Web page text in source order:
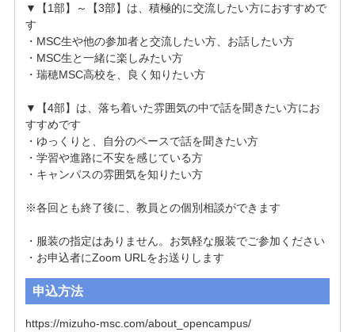
▼【1部】～【3部】は、積極的に交流したい方におすすめで
す
・MSC生や他の参加者と交流したい方、お話したい方
・MSC生と一緒に楽しみたい方
・瑞穂MSC高校を、良く知りたい方
▼【4部】は、落ち着いた雰囲気の中で話を聞きたい方にお
すすめです
・ゆっくりと、自分のペースで話を聞きたい方
・学習や進路に不安を感じている方
・キャンパスの雰囲気を知りたい方
※各回とも終了後に、教員との個別相談ができます
・服装の指定はありません。お気軽な服装でご参加ください
・お申込者にZoom URLをお送りします
申込方法
https://mizuho-msc.com/about_opencampus/